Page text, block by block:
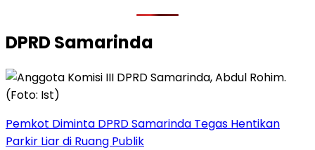
DPRD Samarinda
Pemkot Diminta DPRD Samarinda Tegas Hentikan
Parkir Liar di Ruang Publik